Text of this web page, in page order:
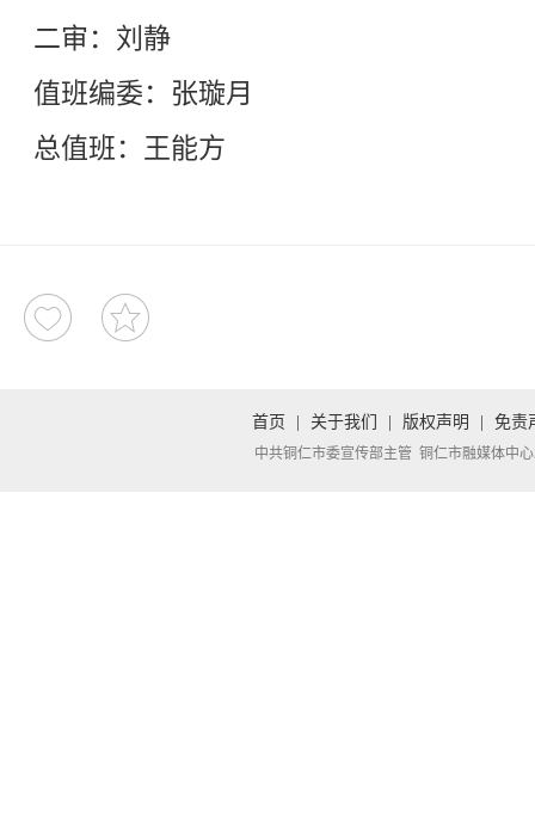
二审：刘静
值班编委：张璇月
总值班：王能方
首页 关于我们 版权声明 免责
中共铜仁市委宣传部主管 铜仁市融媒体中心